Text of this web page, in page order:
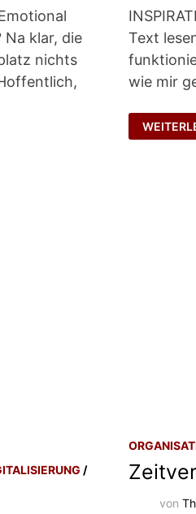
Na klar, die
nichts
Text
wie mir
LEICHT
UND
EINFACH
/
von